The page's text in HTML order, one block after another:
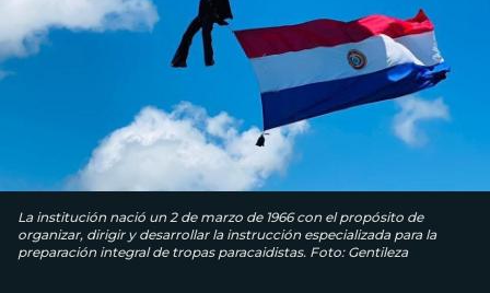
La institución nació un 2 de marzo de 1966 con el propósito de
organizar, dirigir y desarrollar la instrucción especializada para la
preparación integral de tropas paracaidistas. Foto: Gentileza